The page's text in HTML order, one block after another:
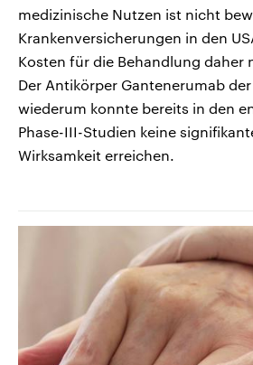
medizinische Nutzen ist nicht
Krankenversicherungen in den
Kosten für die Behandlung daher
Der Antikörper Gantenerumab
wiederum konnte bereits in den
Phase-III-Studien keine
Wirksamkeit erreichen.